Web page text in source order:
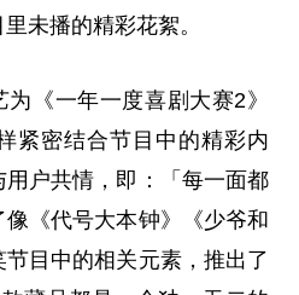
未播的精彩花絮。
为《一年一度喜剧 大赛2》
紧密结合节目中的精彩内
户共情，即：「每一面都
《代号大本钟》《少爷和
目中的相关元素，推出了